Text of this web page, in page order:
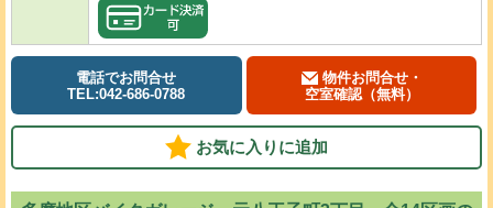
電話でお問合せ
TEL:042-686-0788
物件お問合せ・
空室確認（無料）
お気に入りに追加